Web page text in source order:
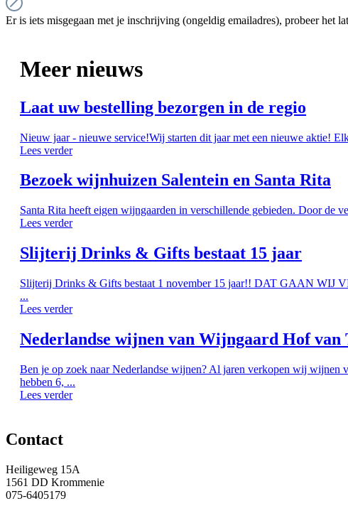
Er is iets misgegaan met je inschrijving (ongeldig emailadres), probeer het
Meer nieuws
Laat uw bestelling bezorgen in de regio
Nieuw jaar - nieuwe service!Wij starten dit jaar met een nieuwe aktie!
Lees verder
Bezoek wijnhuizen Salentein en Santa Rita
Santa Rita heeft eigen wijngaarden in verschillende gebieden. Door de
Lees verder
Slijterij Drinks & Gifts bestaat 15 jaar
Slijterij Drinks & Gifts bestaat 1 november 15 jaar!! DAT GAAN WIJ
...
Lees verder
Nederlandse wijnen van Wijngaard Hof van
Ben je op zoek naar Nederlandse wijnen? Al jaren verkopen wij wijnen
hebben 6, ...
Lees verder
Contact
Heiligeweg 15A
1561 DD Krommenie
075-6405179